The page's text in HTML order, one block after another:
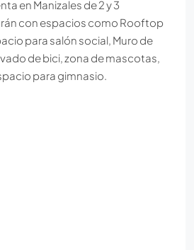
en Manizales de 2 y 3
con espacios como Rooftop
para salón social, Muro de
de bici, zona de mascotas,
para gimnasio.